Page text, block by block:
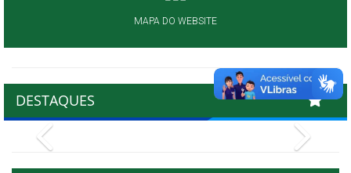
MAPA DO WEBSITE
DESTAQUES